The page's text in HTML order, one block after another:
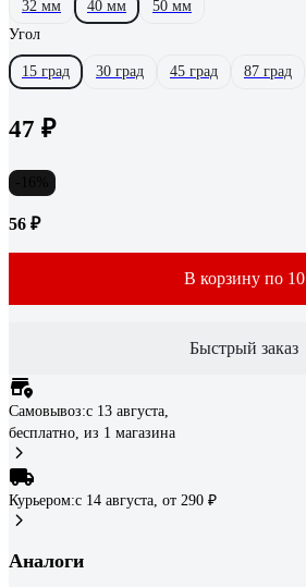
32 мм 40 мм
50 мм
Угол
15 град 30 град 45 град 87 град
47 ₽
56 ₽
В корзину по 10
Быстрый заказ
Самовывоз:c 13 августа,
бесплатно, из 1 магазина
Курьером:c 14 августа, от 290 ₽
Аналоги